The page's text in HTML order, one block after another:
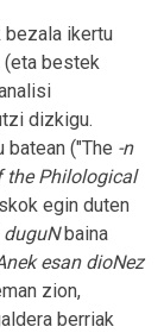
bezala ikertu
(eta bestek
dizkigu.
batean ("The -n
the Philological
egin duten
duguNbaina
esan dioNez
zion,
berriak